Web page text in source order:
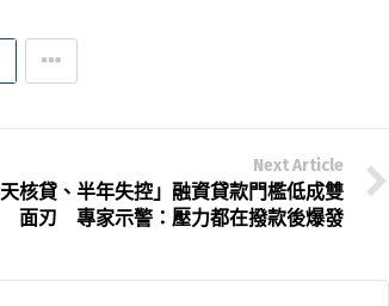
Next Article
天核貸、半年失控」融資貸款門檻低成雙
面刃 專家示警：壓力都在撥款後爆發